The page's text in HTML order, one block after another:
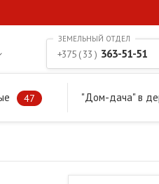
47 "Дом-дача" в
+375 ( 33 ) 363-51-51